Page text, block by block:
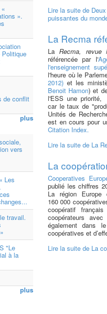
».
Politique
de conflit
plus
vers
Les
travail.
"Le
à la
plus
Lire la suite de
puissantes du
La Recma
LaRecma, revue
référencée par l'
l'enseignement
l'heure où le
2012) et les
Benoit Hamon) et
l'ESS une priorité,
car le taux de
Unités de
est en cours pour
Citation Index.
Lire la suite de La
La
Cooperatives
publié les chiffres
La région Europe
160 000
coopératif
coopérateurs
également dans
coopératives et
Lire la suite de La